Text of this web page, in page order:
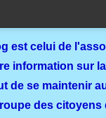
est celui de
information sur
de se maintenir
des